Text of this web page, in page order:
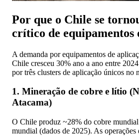
Por que o Chile se
crítico de equipamentos
A demanda por equipamentos de
Chile cresceu 30% ano a ano entre
por três clusters de aplicação únicos no
1. Mineração de cobre e lítio
Atacama)
O Chile produz ~28% do cobre
mundial (dados de 2025). As operações